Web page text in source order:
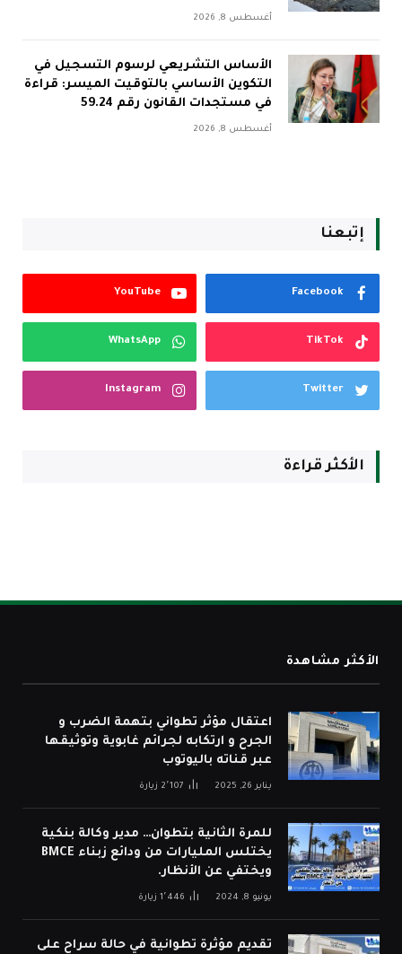
أغسطس 8, 2026
الأساس التشريعي لرسوم التسجيل في
التكوين الأساسي بالتوقيت الميسر: قراءة
في مستجدات القانون رقم 59.24
أغسطس 8, 2026
إتبعنا
Facebook
YouTube
TikTok
WhatsApp
Twitter
Instagram
الأكثر قراءة
الأكثر مشاهدة
اعتقال مؤثر تطواني بتهمة الضرب و
الجرح و ارتكابه لجرائم غابوية وتوثيقها
عبر قناته باليوتوب
يناير 26, 2025 2٬107 زيارة
للمرة الثانية بتطوان… مدير وكالة بنكية
يختلس المليارات من ودائع زبناء BMCE
ويختفي عن الأنظار.
يونيو 8, 2024 1٬446 زيارة
تقديم مؤثرة تطوانية في حالة سراح على